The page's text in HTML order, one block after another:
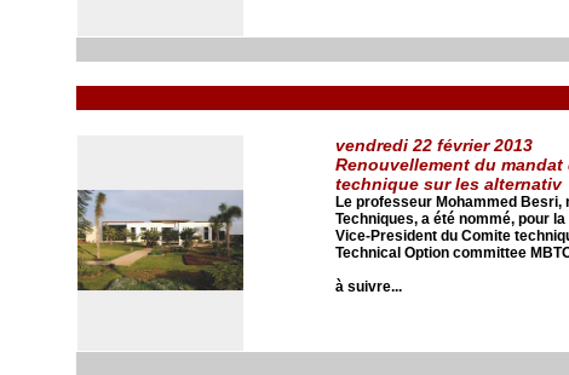
vendredi 22 février 2013
Renouvellement du
technique sur les alternativ
Le professeur Mohammed
Techniques, a été nommé, pour
Vice-President du Comite
Technical Option committee
à suivre...